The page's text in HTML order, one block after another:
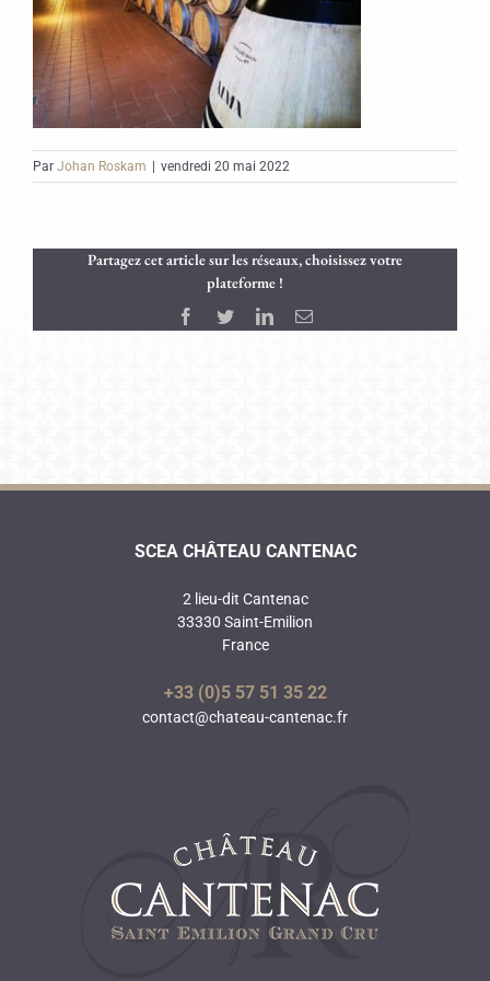
Par Johan Roskam vendredi 20 mai 2022
Partagez cet article sur les réseaux, choisissez votre
plateforme !
Facebook
TwitterLinkedInEmail
SCEA CHÂTEAU CANTENAC
2 lieu-dit Cantenac
33330 Saint-Emilion
France
+33 (0)5 57 51 35 22
contact@chateau-cantenac.fr